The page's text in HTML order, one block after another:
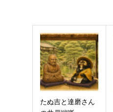
たぬ吉と達磨さん